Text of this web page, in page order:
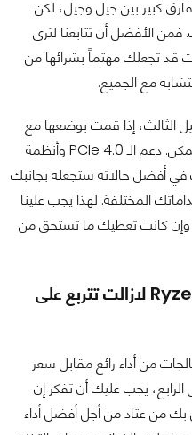
كبير بين جيل وجيل، لكن
فمن الأفضل أن تتابعنا لترى
قد تجعلك مهتماً بشرائها من
مع الجميع.
الثالث، إذا قمت بوضعها مع
، ستعطي أفضل أداء ممكن. دعم الـ PCIe 4.0 وأنظمة
في أفضل حالاته ستجعله بجانبك
المختلفة. لهذا يجب علينا
وإن كانت تعطيك ما تستحق من
في النهاية، سلسلة Ryzen 3000 لازالت تتربع على
من أداء رائع مقابل سعر
يجب عليك أن تفكر إن
من عتاد من أجل أفضل أداء